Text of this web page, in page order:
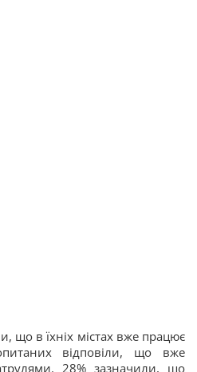
що в їхніх містах вже працює
відповіли, що вже
28% зазначили, що